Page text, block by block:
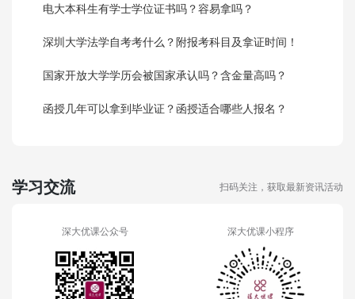
电大本科生有学士学位证书吗？容易拿吗？
深圳大学法学自考考什么？附报考科目及拿证时间！
国家开放大学学历会被国家承认吗？含金量高吗？
函授几年可以拿到毕业证？函授适合哪些人报名？
学习交流 扫码关注，获取最新资讯活动
深大优课公众号 深大优课小程序